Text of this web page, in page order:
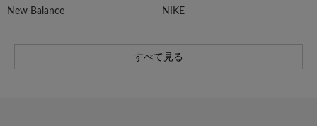
New Balance NIKE
すべて見る